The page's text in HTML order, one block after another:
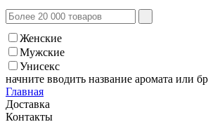
Женские
Мужские
Унисекс
начните вводить название аромата или
Главная
Доставка
Контакты